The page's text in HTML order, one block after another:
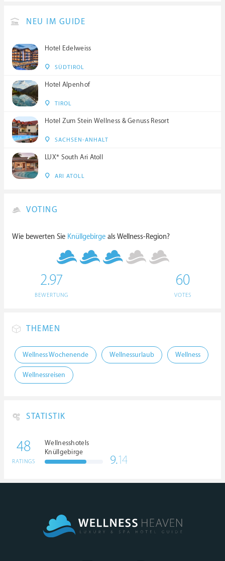
NEU IM GUIDE
Hotel Edelweiss
SÜDTIROL
Hotel Alpenhof
TIROL
Hotel Zum Stein Wellness & Genuss Resort
SACHSEN-ANHALT
LUX* South Ari Atoll
ARI ATOLL
VOTING
Wie bewerten Sie Knüllgebirge als Wellness-Region?
2.97
BEWERTUNG
60
VOTES
THEMEN
Wellness Wochenende Wellnessurlaub Wellness
Wellnessreisen
STATISTIK
48
RATINGS
Wellnesshotels
Knüllgebirge
9.14